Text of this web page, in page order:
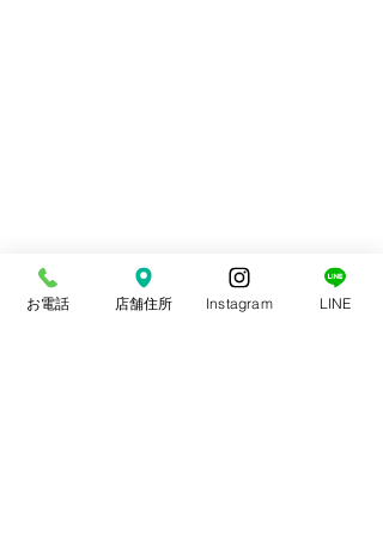
お電話 店舗住所 Instagram LINE